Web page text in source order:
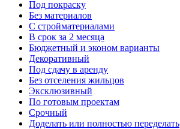
Под покраску
Без материалов
С стройматериалами
В срок за 2 месяца
Бюджетный и эконом варианты
Декоративный
Под сдачу в аренду
Без отселения жильцов
Эксклюзивный
По готовым проектам
Срочный
Доделать или полностью переделать